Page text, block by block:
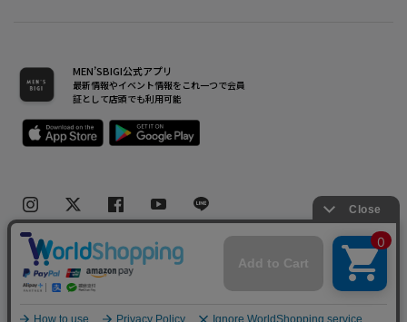
MEN’SBIGI公式アプリ
最新情報やイベント情報をこれ一つで会員
証として店頭でも利用可能
Copyright(C) Bigi Co.,Ltd.All Rights Reserved.